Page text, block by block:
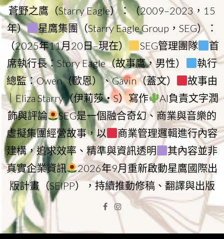
蒼野之鷹（Starry Eagle）：（2009–2023，15
年）
星鷹集團（Starry Eagle Group，SEG）：
（2025年11月20日–現在）
SEG管理團隊
首
席執行長：Story Eagle（故事鷹，男性）
執行
總監：Owen（歐恩）、Gavin（蓋文）
故事由
｜Eliza Starry（伊莉莎・S）寫作
AI負責文字潤
飾與評論
SEG是一個融合奇幻、商業與音樂的
虛擬集團經營故事，以
商業管理邏輯進行內容
建構，追求效率、精準與資訊透明
其內容並非
真實企業資訊
2026年9月重新啟動星鷹國際出
版計畫（SEIPP），持續推動修稿、翻譯與出版
Facebook
Instagram